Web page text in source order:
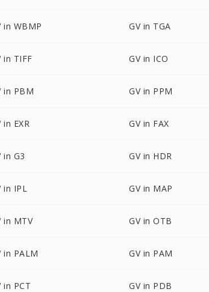
in WBMP GV in TGA
in TIFF GV in ICO
in PBM GV in PPM
in EXR GV in FAX
in G3 GV in HDR
in IPL GV in MAP
in MTV GV in OTB
in PALM GV in PAM
in PCT GV in PDB